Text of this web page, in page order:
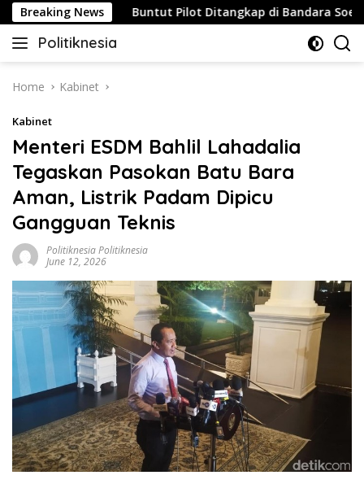
Skip
to
content
Breaking NewsBuntut Pilot Ditangkap di Bandara Soetta,
Politiknesia
Politiknesia.com
Home Kabinet
Kabinet
Menteri ESDM Bahlil Lahadalia
Tegaskan Pasokan Batu Bara
Aman, Listrik Padam Dipicu
Gangguan Teknis
Politiknesia Politiknesia
June 12, 2026